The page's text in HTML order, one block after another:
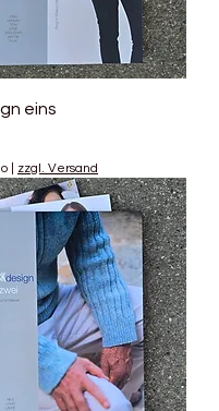
eins
zzgl. Versand